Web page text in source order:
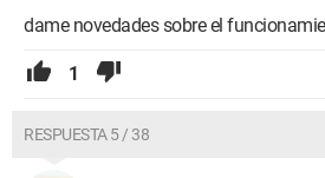
dame novedades sobre el
1
RESPUESTA 5 / 38